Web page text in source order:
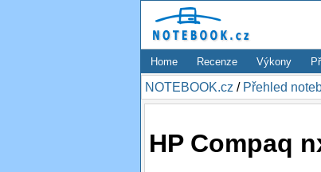
Home Recenze Výkony
NOTEBOOK.cz / Přehled
HP Compaq